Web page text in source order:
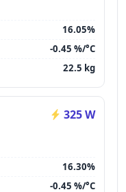
16.05%
-0.45 %/°C
22.5 kg
325 W
16.30%
-0.45 %/°C